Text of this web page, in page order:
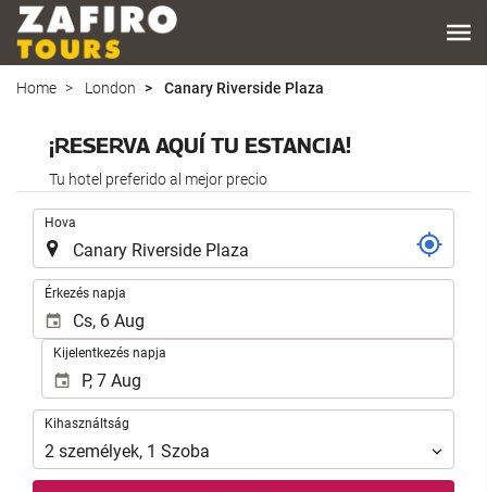
Home London Canary Riverside Plaza
¡RESERVA AQUÍ TU ESTANCIA!
Tu hotel preferido al mejor precio
Hova
Érkezés napja
Kijelentkezés napja
Kihasználtság
Kihasználtság
2 személyek, 1 Szoba